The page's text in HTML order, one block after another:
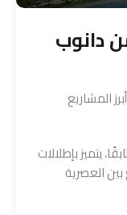
دانوب
المشاريع
برج سكني راقي مكون من 50 طابقًا، يتميز بإطلالات
العصرية